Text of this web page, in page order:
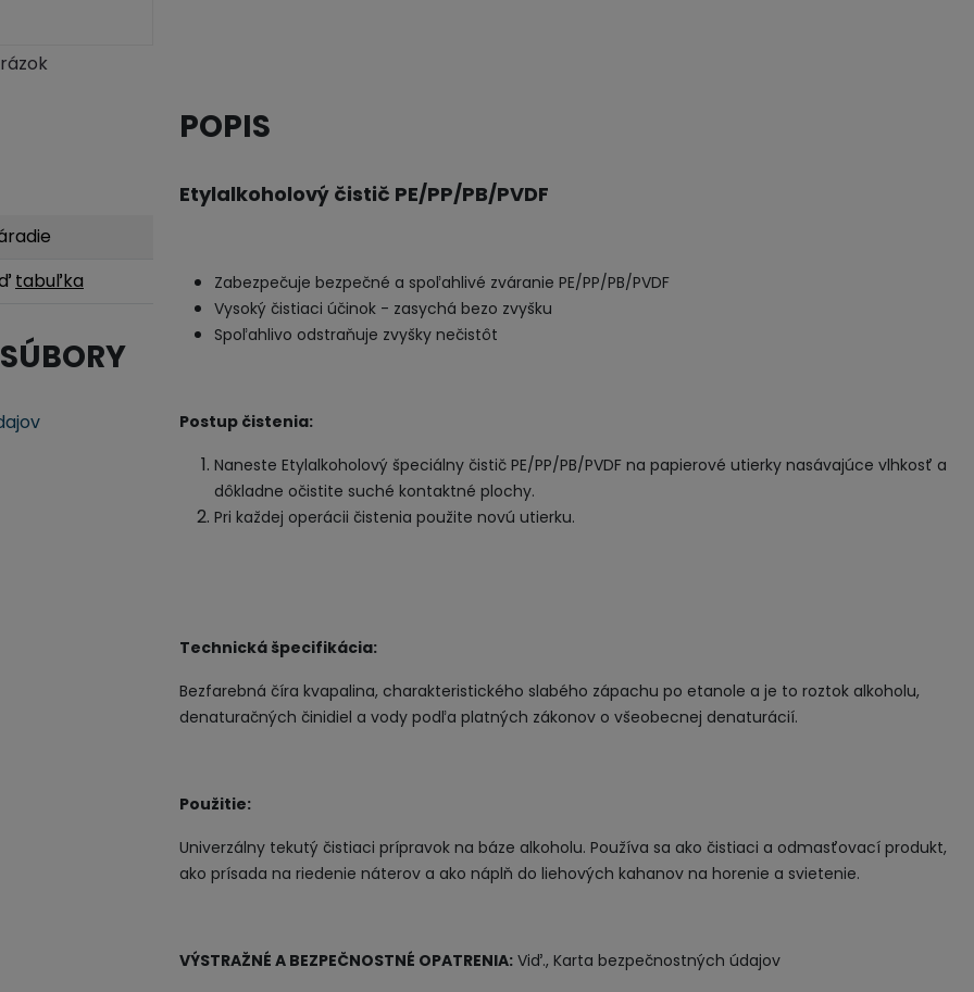
tabuľka
POPIS
Etylalkoholový čistič PE/PP/PB/PVDF
Zabezpečuje bezpečné a spoľahlivé zváranie PE/PP/PB/PVDF
Vysoký čistiaci účinok - zasychá bezo zvyšku
Spoľahlivo odstraňuje zvyšky nečistôt
Postup čistenia:
Naneste Etylalkoholový špeciálny čistič PE/PP/PB/PVDF na papierové utierky nasávajúce vlhkosť a
dôkladne očistite suché kontaktné plochy.
Pri každej operácii čistenia použite novú utierku.
Technická špecifikácia:
Bezfarebná číra kvapalina, charakteristického slabého zápachu po etanole a je to roztok alkoholu,
denaturačných činidiel a vody podľa platných zákonov o všeobecnej denaturácií.
Použitie:
Univerzálny tekutý čistiaci prípravok na báze alkoholu. Používa sa ako čistiaci a odmasťovací produkt,
ako prísada na riedenie náterov a ako náplň do liehových kahanov na horenie a svietenie.
VÝSTRAŽNÉ A BEZPEČNOSTNÉ OPATRENIA: Viď., Karta bezpečnostných údajov